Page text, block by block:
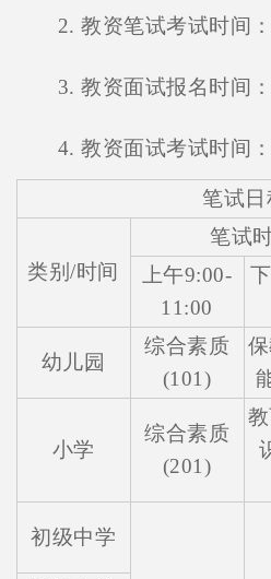
2. 教资笔试考试时间
3. 教资面试报名时间
4. 教资面试考试时间
笔试日
类别/时间
笔试
上午9:00-
11:00
幼儿园
综合素质
(101)
小学
综合素质
(201)
初级中学